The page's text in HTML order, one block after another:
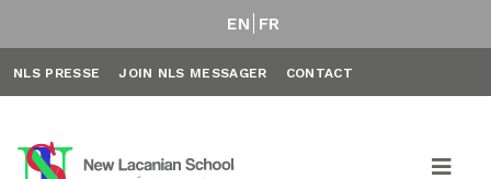
EN FR
NLS PRESSE JOIN NLS MESSAGER CONTACT